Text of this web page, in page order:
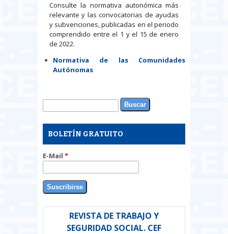
Consulte la normativa autonómica más
relevante y las convocatorias de ayudas
y subvenciones, publicadas en el periodo
comprendido entre el 1 y el 15 de enero
de 2022.
Normativa de las Comunidades
Autónomas
Formulario de búsqueda
Buscar
BOLETÍN GRATUITO
E-Mail *
REVISTA DE TRABAJO Y
SEGURIDAD SOCIAL. CEF